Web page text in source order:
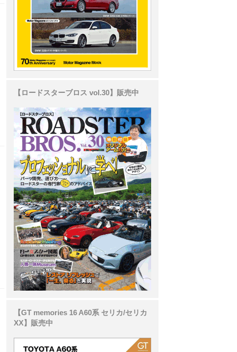
【ロードスターブロス vol.30】販売中
【GT memories 16 A60系 セリカ/セリカ
XX】販売中